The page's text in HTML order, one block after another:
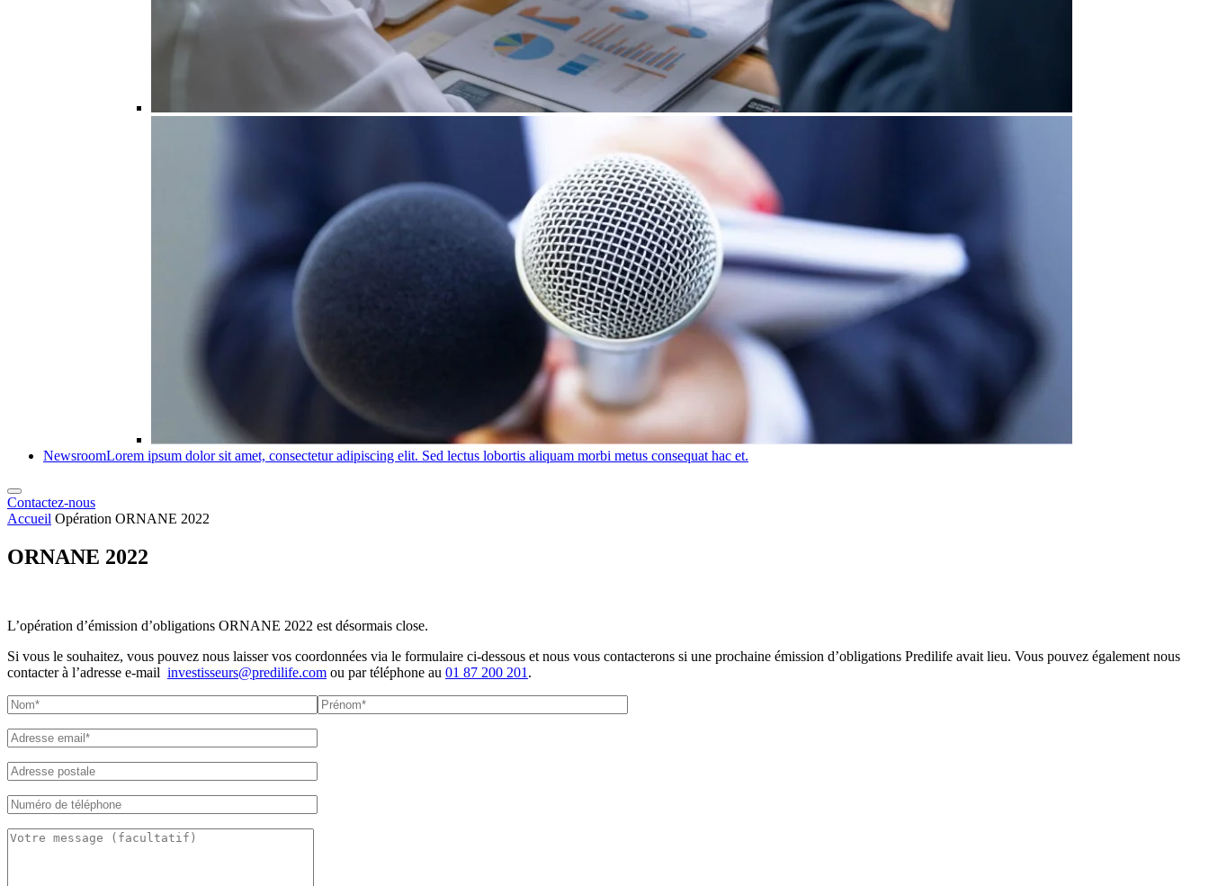
NewsroomLorem ipsum dolor sit amet, consectetur adipiscing elit. Sed lectus lobortis aliquam morbi metus consequat hac et.
Contactez-nous
Accueil Opération ORNANE 2022
ORNANE 2022
L’opération d’émission d’obligations ORNANE 2022 est désormais close.
Si vous le souhaitez, vous pouvez nous laisser vos coordonnées via le formulaire ci-dessous et nous vous contacterons si une prochaine émission d’obligations Predilife avait lieu. Vous pouvez également nous
contacter à l’adresse e-mail investisseurs@predilife.com ou par téléphone au 01 87 200 201 .